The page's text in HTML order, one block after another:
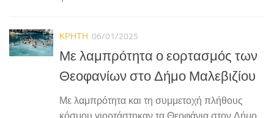
ΚΡΗΤΗ 06/01/2025
Με λαμπρότητα ο εορτασμός των
Θεοφανίων στο Δήμο Μαλεβιζίου
Με λαμπρότητα και τη συμμετοχή πλήθους